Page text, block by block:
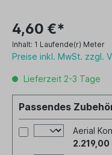
4,60 €*
Inhalt: 1 Laufende(r) Meter
Preise inkl. MwSt. zzgl.
Lieferzeit 2-3 Tage
Passendes
Aerial
2.219,00